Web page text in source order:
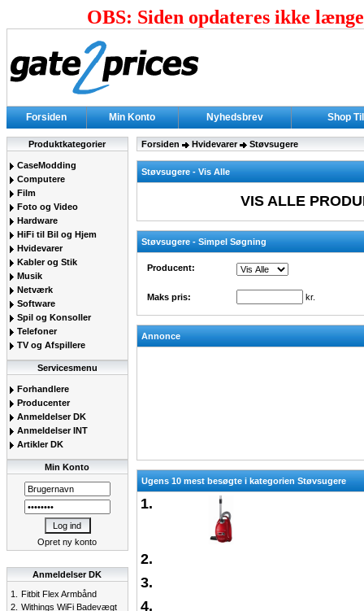
OBS: Siden opdateres ikke
Forsiden Min Konto Nyhedsbrev Shop
Produktkategorier
CaseModding
Computere
Film
Foto og Video
Hardware
HiFi til Bil og Hjem
Hvidevarer
Kabler og Stik
Musik
Netværk
Software
Spil og Konsoller
Telefoner
TV og Afspillere
Servicesmenu
Forhandlere
Producenter
Anmeldelser DK
Anmeldelser INT
Artikler DK
Min Konto
Opret ny konto
Anmeldelser DK
1.
Fitbit Flex Armbånd
2. Withings WiFi Badevægt
Forsiden Hvidevarer Støvsugere
Støvsugere - Vis Alle
VIS ALLE
Støvsugere - Simpel Søgning
Producent:
Maks pris: kr.
Annonce
Ugens 10 mest besøgte i kategorien Støvsugere
1.
2.
3.
4.